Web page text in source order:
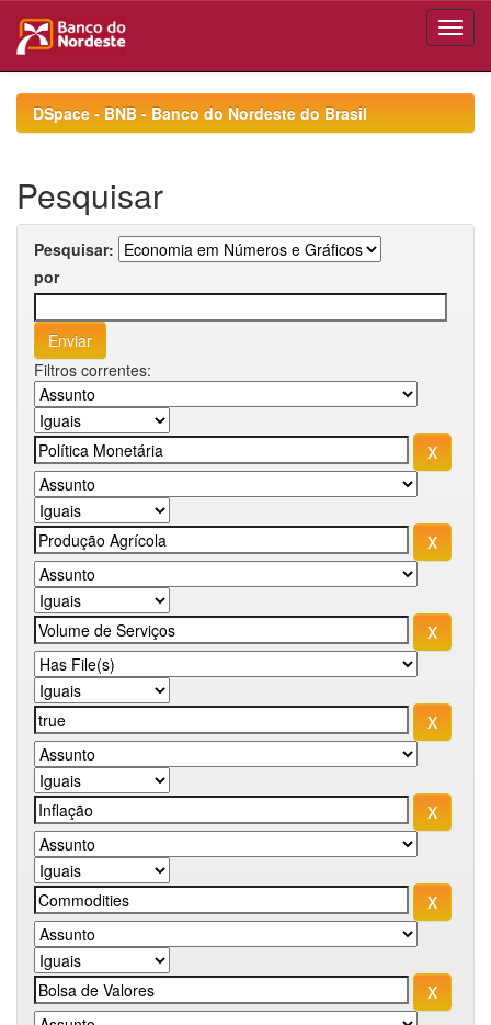
navigationDSpace - BNB - Banco do Nordeste do Brasil
Pesquisar
Pesquisar:
por
Filtros correntes: